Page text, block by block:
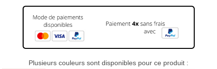
Plusieurs couleurs sont disponibles pour ce produit :